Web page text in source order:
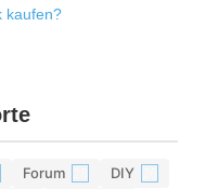
kaufen?
Forum DIY